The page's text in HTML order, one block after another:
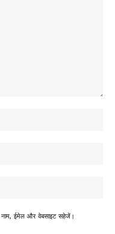
नाम, ईमेल और वेबसाइट सहेजें।